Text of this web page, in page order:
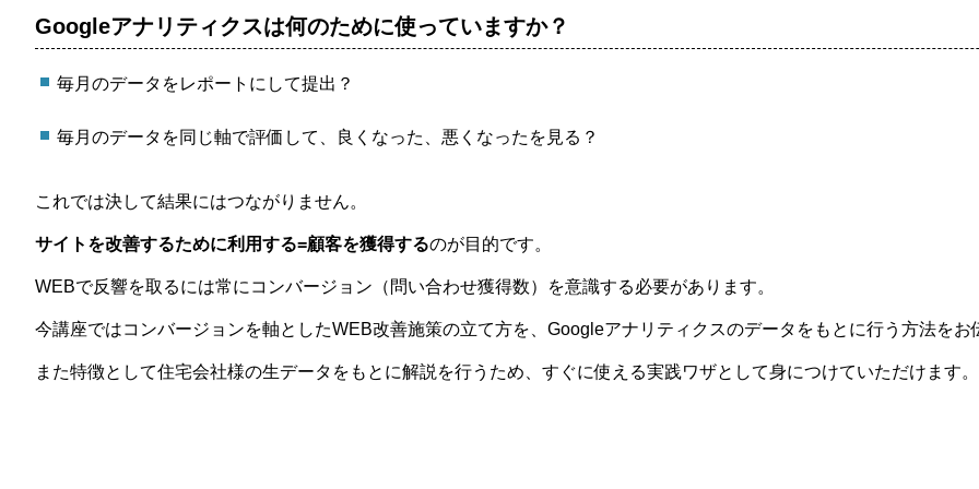
Googleアナリティクスは何のために使っていますか？
毎月のデータをレポートにして提出？
毎月のデータを同じ軸で評価して、良くなった、悪くなったを見る？
これでは決して結果にはつながりません。
サイトを改善するために利用する=顧客を獲得するのが目的です。
WEBで反響を取るには常にコンバージョン（問い合わせ獲得数）を意識する必要があります。
今講座ではコンバージョンを軸としたWEB改善施策の立て方を、Googleアナリティクスのデータをもとに行う方法をお
また特徴として住宅会社様の生データをもとに解説を行うため、すぐに使える実践ワザとして身につけていただけます。